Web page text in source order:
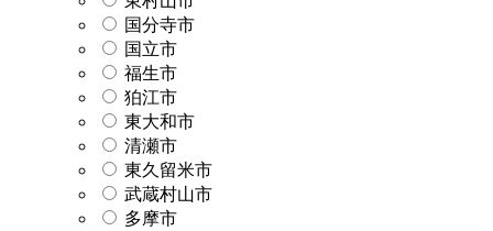
国分寺市
国立市
福生市
狛江市
東大和市
清瀬市
東久留米市
武蔵村山市
多摩市